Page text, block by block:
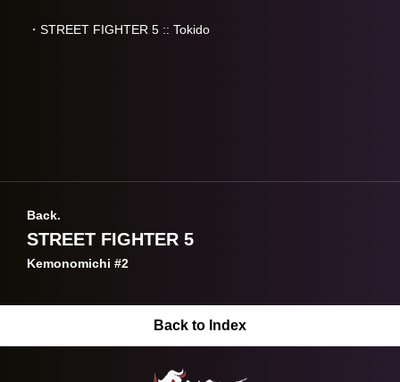
・STREET FIGHTER 5 :: Tokido
Back.
STREET FIGHTER 5
Kemonomichi #2
Back to Index